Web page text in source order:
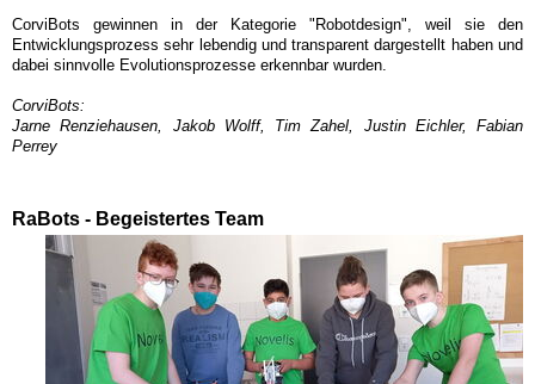
CorviBots gewinnen in der Kategorie "Robotdesign", weil sie den
Entwicklungsprozess sehr lebendig und transparent dargestellt haben und
dabei sinnvolle Evolutionsprozesse erkennbar wurden.
CorviBots:
Jarne Renziehausen, Jakob Wolff, Tim Zahel, Justin Eichler, Fabian
Perrey
RaBots - Begeistertes Team